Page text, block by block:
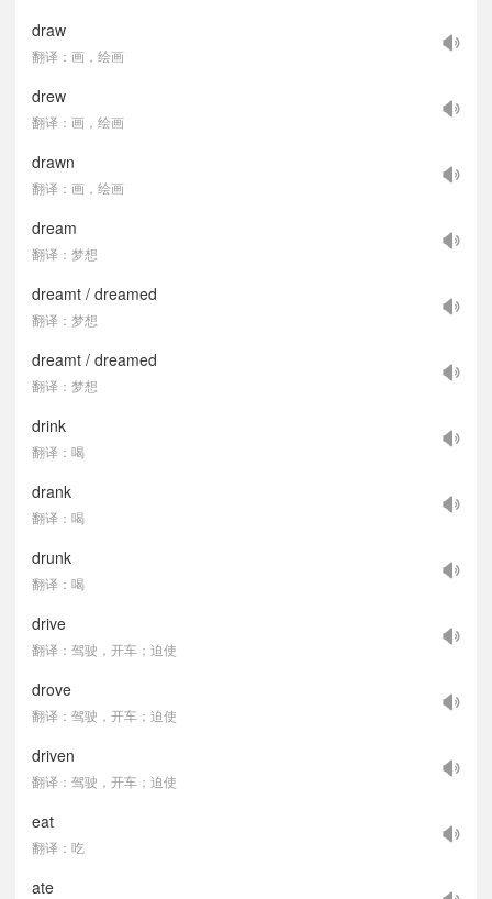
draw
翻译：画，绘画
drew
翻译：画，绘画
drawn
翻译：画，绘画
dream
翻译：梦想
dreamt / dreamed
翻译：梦想
dreamt / dreamed
翻译：梦想
drink
翻译：喝
drank
翻译：喝
drunk
翻译：喝
drive
翻译：驾驶，开车；迫使
drove
翻译：驾驶，开车；迫使
driven
翻译：驾驶，开车；迫使
eat
翻译：吃
ate